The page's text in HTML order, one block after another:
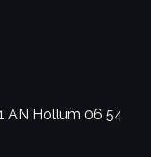
AN Hollum 06 54